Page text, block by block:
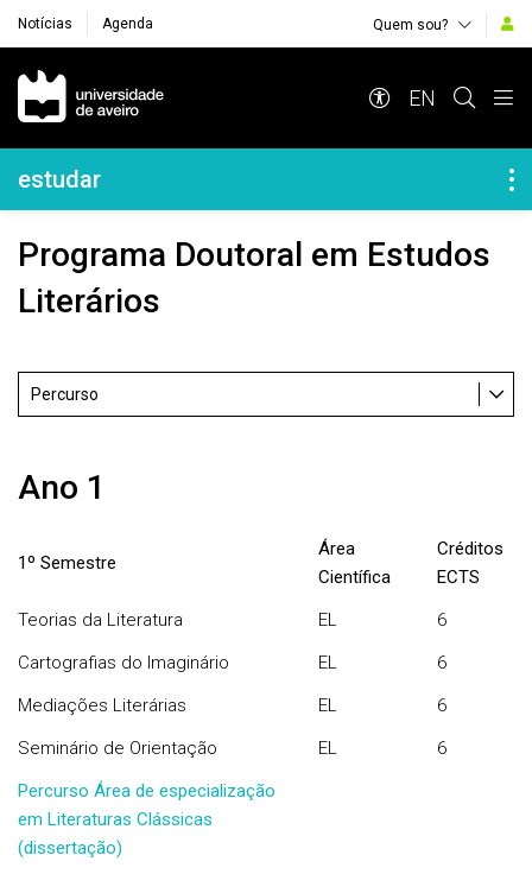
Notícias Agenda Quem sou?
Navegação Principal
EN
Navegação Lateral
estudar
Programa Doutoral em Estudos
Literários
Percurso
Ano 1
1º Semestre
Área
Científica
Créditos
ECTS
Teorias da Literatura
EL
6
Cartografias do Imaginário
EL
6
Mediações Literárias
EL
6
Seminário de Orientação
EL
6
Percurso Área de especialização
em Literaturas Clássicas
(dissertação)